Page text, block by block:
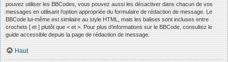
pouvez utiliser les BBCodes, vous pouvez aussi les désactiver dans chacun de vos
messages en utilisant l’option appropriée du formulaire de rédaction de message. Le
BBCode lui-même est similaire au style HTML, mais les balises sont incluses entre
crochets [ et ] plutôt que < et >. Pour plus d’informations sur le BBCode, consultez le
guide accessible depuis la page de rédaction de message.
Haut